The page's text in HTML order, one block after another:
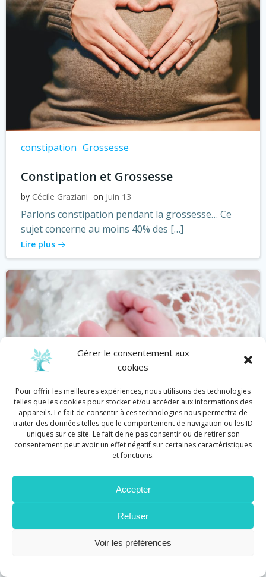
Gérer le consentement aux
cookies
Pour offrir les meilleures expériences, nous utilisons des technologies
telles que les cookies pour stocker et/ou accéder aux informations des
appareils. Le fait de consentir à ces technologies nous permettra de
traiter des données telles que le comportement de navigation ou les ID
uniques sur ce site. Le fait de ne pas consentir ou de retirer son
consentement peut avoir un effet négatif sur certaines caractéristiques
et fonctions.
Accepter
Refuser
Voir les préférences
constipation Grossesse
Constipation et Grossesse
by Cécile Graziani on Juin 13
Parlons constipation pendant la grossesse… Ce
sujet concerne au moins 40% des […]
Lire plus
Réflexologie et défenses immunitaires
Juin 11
Stimuler les défenses immunitaires en touchant
les pieds, en voilà une drôle […]